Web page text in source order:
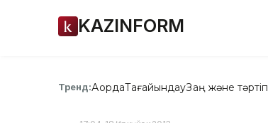
KAZINFORM
Тренд:АқордаТағайындауЗаң және тәртіп